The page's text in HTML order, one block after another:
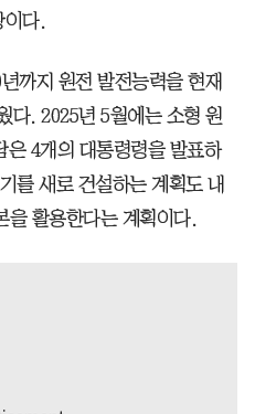
이다.
까지 원전 발전능력을 현재
다. 2025년 5월에는 소형 원
은 4개의 대통령령을 발표하
를 새로 건설하는 계획도 내
을 활용한다는 계획이다.